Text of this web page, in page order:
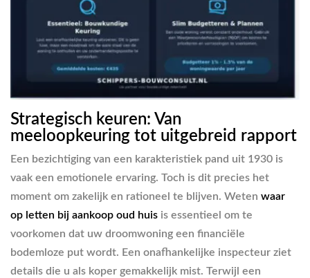
Strategisch keuren: Van
meeloopkeuring tot uitgebreid rapport
Een bezichtiging van een karakteristiek pand uit 1930 is
vaak een emotionele ervaring. Toch is dit precies het
moment om zakelijk en rationeel te blijven. Weten waar
op letten bij aankoop oud huis is essentieel om te
voorkomen dat uw droomwoning een financiële
bodemloze put wordt. Een onafhankelijke inspecteur ziet
details die u als koper gemakkelijk mist. Terwijl een